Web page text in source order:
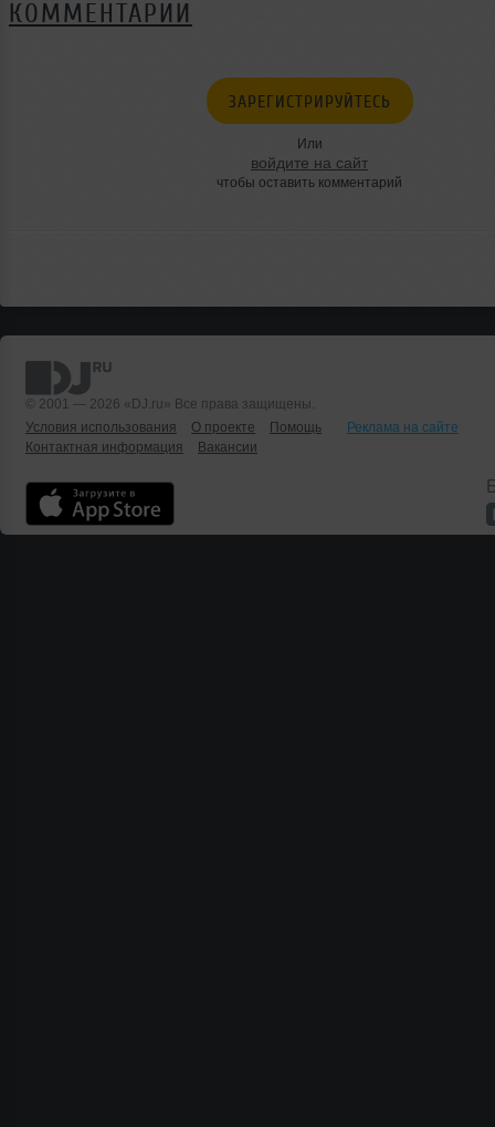
КОММЕНТАРИИ
ЗАРЕГИСТРИРУЙТЕСЬ
Или
войдите на сайт
чтобы оставить комментарий
© 2001 — 2026 «DJ.ru» Все права защищены.
Условия использования
О проекте Помощь
Реклама на сайте
Контактная информация
Вакансии